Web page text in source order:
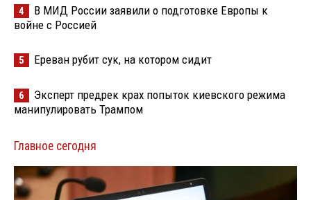
4
В МИД России заявили о подготовке Европы к
войне с Россией
5 Ереван рубит сук, на котором сидит
6
Эксперт предрек крах попыток киевского режима
манипулировать Трампом
Главное сегодня